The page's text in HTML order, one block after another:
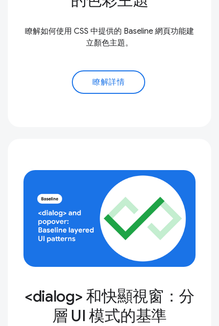
瞭解如何使用 CSS 中提供的 Baseline 網頁功能建
立顏色主題。
瞭解詳情
<dialog> 和快顯視窗：分
層 UI 模式的基準